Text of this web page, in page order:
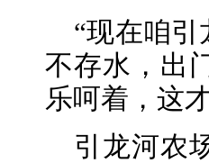
“现在咱
不存水，出
乐呵着，这
引龙河农